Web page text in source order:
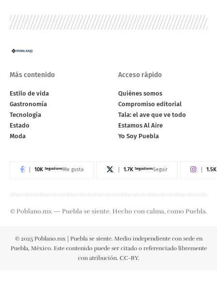
Más contenido
Estilo de vida
Gastronomía
Tecnología
Estado
Moda
Acceso rápido
Quiénes somos
Compromiso editorial
Tala: el ave que ve todo
Estamos Al Aire
Yo Soy Puebla
10K SeguidoresMe gusta 1.7K SeguidoresSeguir 1.5K
© Poblano.mx — Puebla se siente. Hecho con calma, como Puebla.
© 2025 Poblano.mx | Puebla se siente. Medio independiente con sede en
Puebla, México. Este contenido puede ser citado o referenciado libremente
con atribución. CC-BY.